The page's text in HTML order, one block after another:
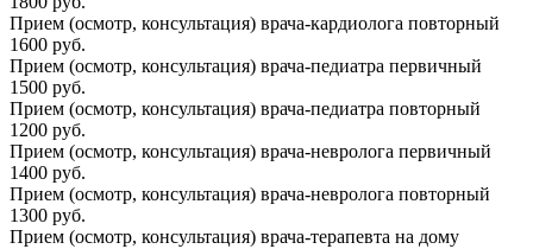
Прием (осмотр, консультация) врача-кардиолога повторный
1600 руб.
Прием (осмотр, консультация) врача-педиатра первичный
1500 руб.
Прием (осмотр, консультация) врача-педиатра повторный
1200 руб.
Прием (осмотр, консультация) врача-невролога первичный
1400 руб.
Прием (осмотр, консультация) врача-невролога повторный
1300 руб.
Прием (осмотр, консультация) врача-терапевта на дому